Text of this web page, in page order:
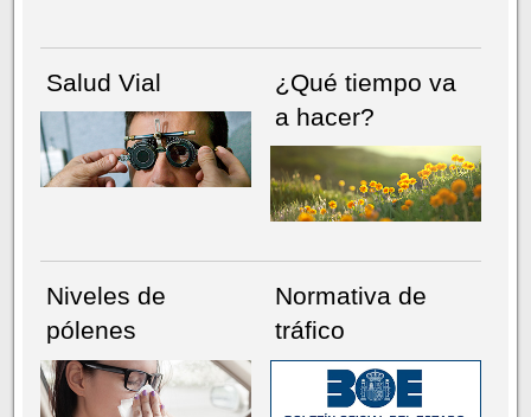
Salud Vial
¿Qué tiempo va
a hacer?
Niveles de
pólenes
Normativa de
tráfico